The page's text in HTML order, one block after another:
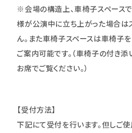
※会場の構造上、車椅子スペース
様が公演中に立ち上がった場合は
ん。また車椅子スペースは車椅子
ご案内可能です。（車椅子の付き
お席でご覧ください。）
【受付方法】
下記にて受付を行います。但しご